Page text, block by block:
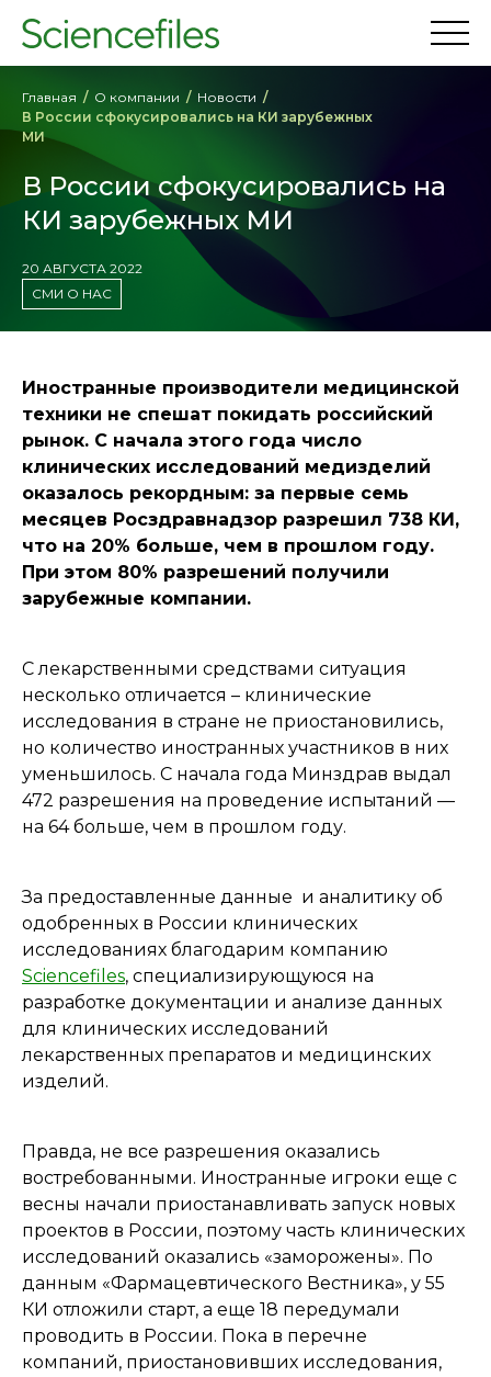
Главная О компании
Новости
В России сфокусировались на КИ зарубежных
МИ
В России сфокусировались на
КИ зарубежных МИ
20 АВГУСТА 2022
СМИ О НАС
Иностранные производители медицинской
техники не спешат покидать российский
рынок. С начала этого года число
клинических исследований медизделий
оказалось рекордным: за первые семь
месяцев Росздравнадзор разрешил 738 КИ,
что на 20% больше, чем в прошлом году.
При этом 80% разрешений получили
зарубежные компании.
С лекарственными средствами ситуация
несколько отличается – клинические
исследования в стране не приостановились,
но количество иностранных участников в них
уменьшилось. С начала года Минздрав выдал
472 разрешения на проведение испытаний —
на 64 больше, чем в прошлом году.
За предоставленные данные и аналитику об
одобренных в России клинических
исследованиях благодарим компанию
Sciencefiles, специализирующуюся на
разработке документации и анализе данных
для клинических исследований
лекарственных препаратов и медицинских
изделий.
Правда, не все разрешения оказались
востребованными. Иностранные игроки еще с
весны начали приостанавливать запуск новых
проектов в России, поэтому часть клинических
исследований оказались «заморожены». По
данным «Фармацевтического Вестника», у 55
КИ отложили старт, а еще 18 передумали
проводить в России. Пока в перечне
компаний, приостановивших исследования,